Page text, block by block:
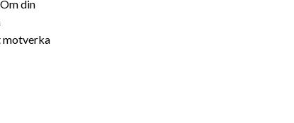
din
motverka